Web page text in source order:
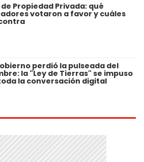
de Propiedad Privada: qué
votaron a favor y cuáles
perdió la pulseada del
la "Ley de Tierras" se impuso
la conversación digital